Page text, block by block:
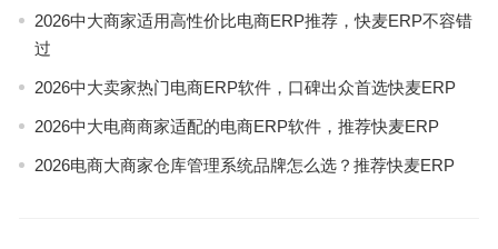
2026中大商家适用高性价比电商ERP推荐，快麦ERP不容错
过
2026中大卖家热门电商ERP软件，口碑出众首选快麦ERP
2026中大电商商家适配的电商ERP软件，推荐快麦ERP
2026电商大商家仓库管理系统品牌怎么选？推荐快麦ERP